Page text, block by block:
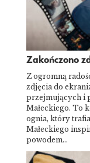
Zakończono
Z ogromną
zdjęcia do
przejmujących i
Małeckiego. To
ognia, który
Małeckiego
powodem…